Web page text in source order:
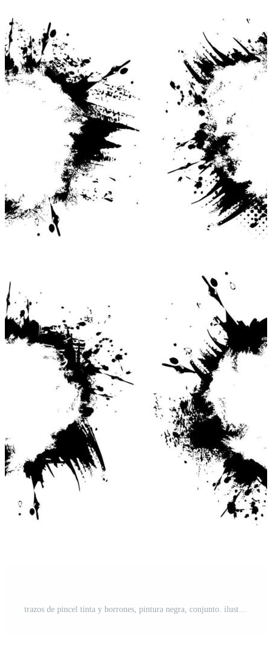
trazos de pincel tinta y borrones, pintura negra, conjunto. ilustración vectorial Vector Gratis